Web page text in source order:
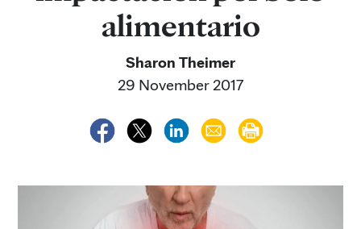
alimentario
Sharon Theimer
29 November 2017